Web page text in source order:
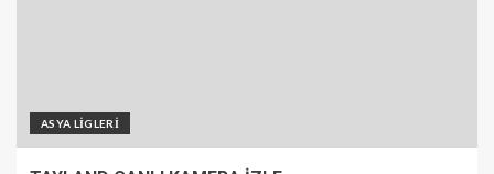
ASYA LİGLERİ